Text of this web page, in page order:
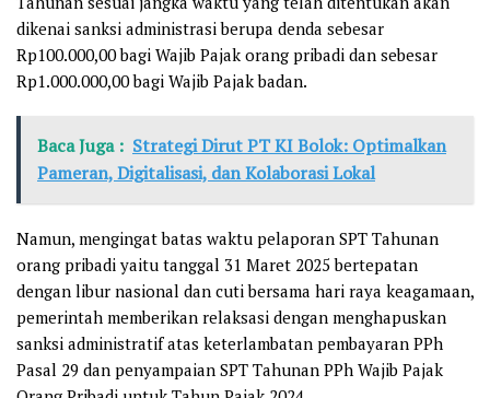
dikenai sanksi administrasi berupa denda sebesar
Rp100.000,00 bagi Wajib Pajak orang pribadi dan sebesar
Rp1.000.000,00 bagi Wajib Pajak badan.
Baca Juga : Strategi Dirut PT KI Bolok: Optimalkan
Pameran, Digitalisasi, dan Kolaborasi Lokal
Namun, mengingat batas waktu pelaporan SPT Tahunan
orang pribadi yaitu tanggal 31 Maret 2025 bertepatan
dengan libur nasional dan cuti bersama hari raya keagamaan,
pemerintah memberikan relaksasi dengan menghapuskan
sanksi administratif atas keterlambatan pembayaran PPh
Pasal 29 dan penyampaian SPT Tahunan PPh Wajib Pajak